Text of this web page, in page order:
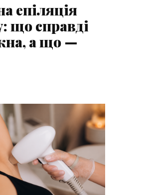
епіляція
що справді
а що —